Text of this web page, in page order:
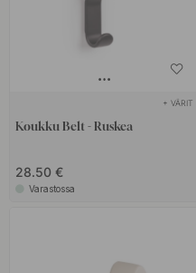
+ VÄRIT
Koukku Belt - Ruskea
28.50 €
Varastossa